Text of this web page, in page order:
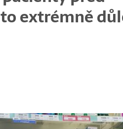
extrémně